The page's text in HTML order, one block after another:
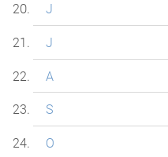
J
J
A
S
O